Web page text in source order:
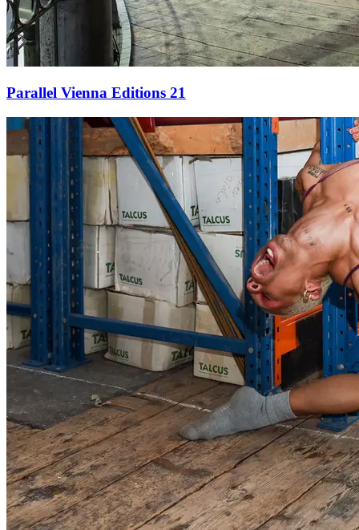
Parallel Vienna Editions 21